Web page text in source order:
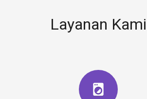
Layanan Kami
local_laundry_service